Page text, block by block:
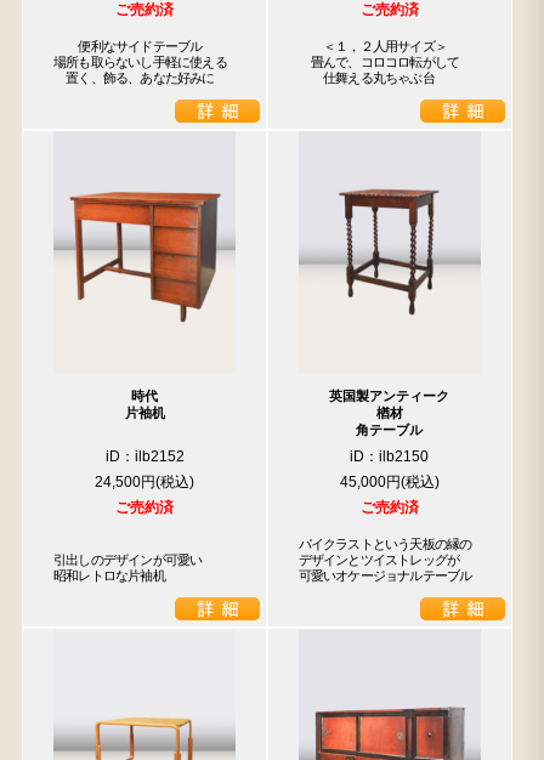
ご売約済
便利なサイドテーブル
場所も取らないし手軽に使える
置く、飾る、あなた好みに
ご売約済
＜１，２人用サイズ＞
畳んで、コロコロ転がして
仕舞える丸ちゃぶ台
時代
片袖机
iD：ilb2152
24,500円
ご売約済
引出しのデザインが可愛い
昭和レトロな片袖机
英国製アンティーク
楢材
角テーブル
iD：ilb2150
45,000円
ご売約済
パイクラストという天板の縁の
デザインとツイストレッグが
可愛いオケージョナルテーブル